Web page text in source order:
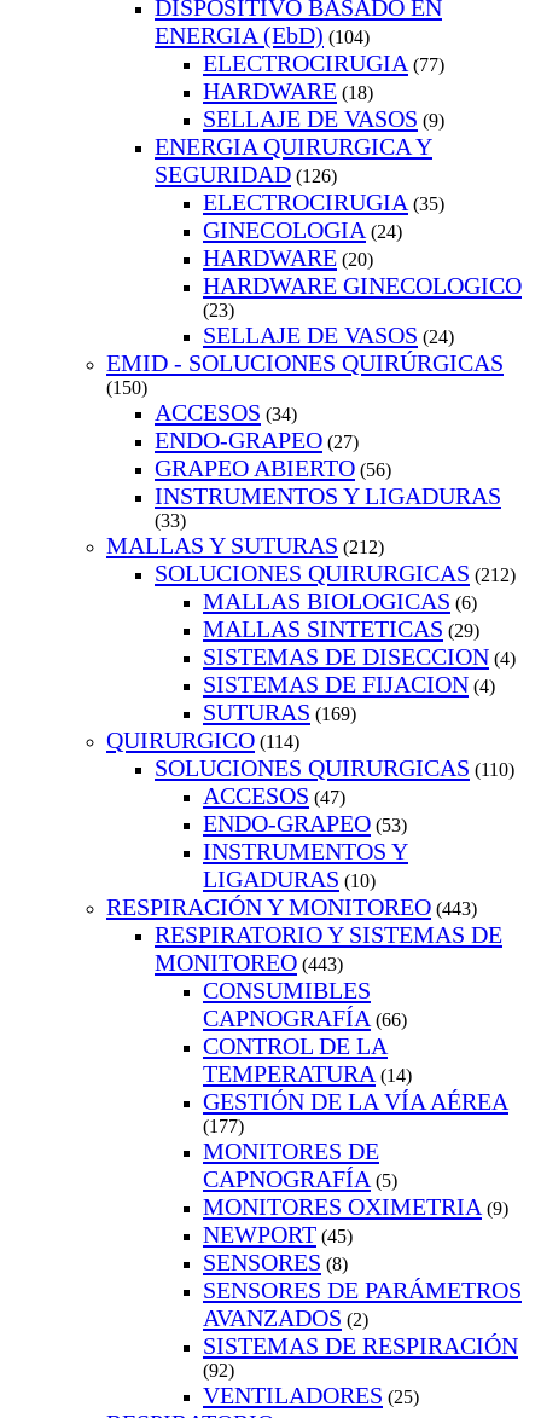
DISPOSITIVO BASADO EN
ENERGIA (EbD) (104)
ELECTROCIRUGIA (77)
HARDWARE (18)
SELLAJE DE VASOS (9)
ENERGIA QUIRURGICA Y
SEGURIDAD (126)
ELECTROCIRUGIA (35)
GINECOLOGIA (24)
HARDWARE (20)
HARDWARE GINECOLOGICO
(23)
SELLAJE DE VASOS (24)
EMID - SOLUCIONES QUIRÚRGICAS
(150)
ACCESOS (34)
ENDO-GRAPEO (27)
GRAPEO ABIERTO (56)
INSTRUMENTOS Y LIGADURAS
(33)
MALLAS Y SUTURAS (212)
SOLUCIONES QUIRURGICAS (212)
MALLAS BIOLOGICAS (6)
MALLAS SINTETICAS (29)
SISTEMAS DE DISECCION (4)
SISTEMAS DE FIJACION (4)
SUTURAS (169)
QUIRURGICO (114)
SOLUCIONES QUIRURGICAS (110)
ACCESOS (47)
ENDO-GRAPEO (53)
INSTRUMENTOS Y
LIGADURAS (10)
RESPIRACIÓN Y MONITOREO (443)
RESPIRATORIO Y SISTEMAS DE
MONITOREO (443)
CONSUMIBLES
CAPNOGRAFÍA (66)
CONTROL DE LA
TEMPERATURA (14)
GESTIÓN DE LA VÍA AÉREA
(177)
MONITORES DE
CAPNOGRAFÍA (5)
MONITORES OXIMETRIA (9)
NEWPORT (45)
SENSORES (8)
SENSORES DE PARÁMETROS
AVANZADOS (2)
SISTEMAS DE RESPIRACIÓN
(92)
VENTILADORES (25)